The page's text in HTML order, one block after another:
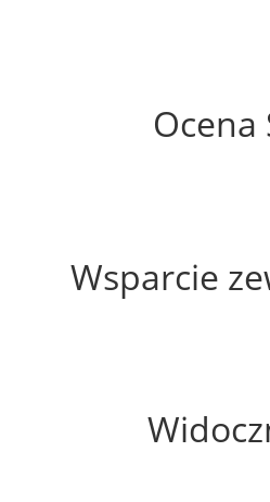
Ocena
Wsparcie